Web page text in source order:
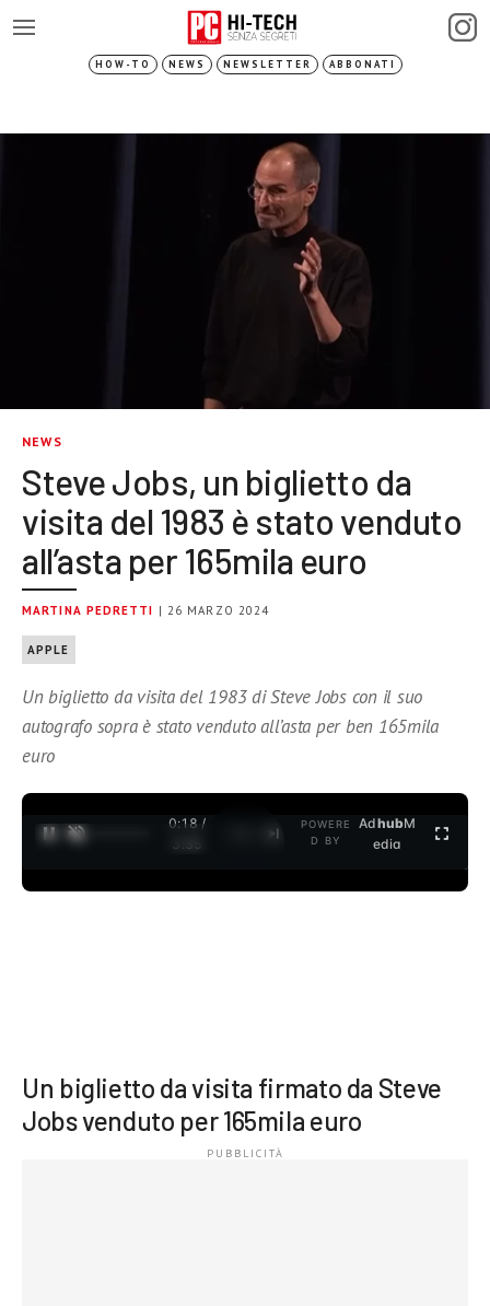
HOW-TO NEWS NEWSLETTER ABBONATI
NEWS
Steve Jobs, un biglietto da
visita del 1983 è stato venduto
all’asta per 165mila euro
MARTINA PEDRETTI | 26 MARZO 2024
APPLE
Un biglietto da visita del 1983 di Steve Jobs con il suo
autografo sopra è stato venduto all’asta per ben 165mila
euro
0:18 /
3:35
POWERE
D BY
AdhubM
edia
Un biglietto da visita firmato da Steve
Jobs venduto per 165mila euro